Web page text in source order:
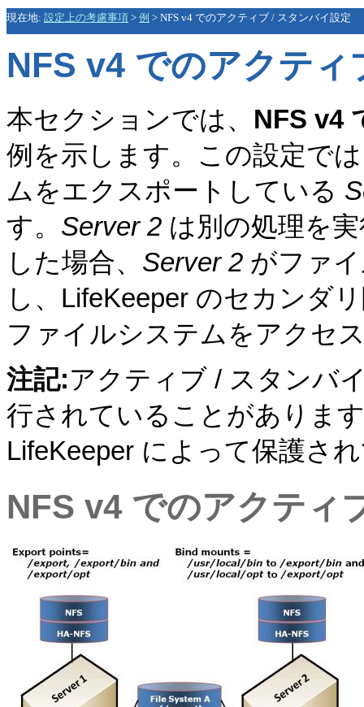
現在地: 設定上の考慮事項 > 例 > NFS v4 でのアクティブ / スタンバイ設定
NFS v4 でのアクテ
本セクションでは、 NFS v4
例を示します。この設定で
ムをエクスポートしている
す。 Server 2 は別の処理を
した場合、 Server 2 がファ
し、LifeKeeper のセカンダ
ファイルシステムをアクセ
注記:アクティブ / スタンバ
行されていることがありま
LifeKeeper によって保護さ
NFS v4 でのアクティ